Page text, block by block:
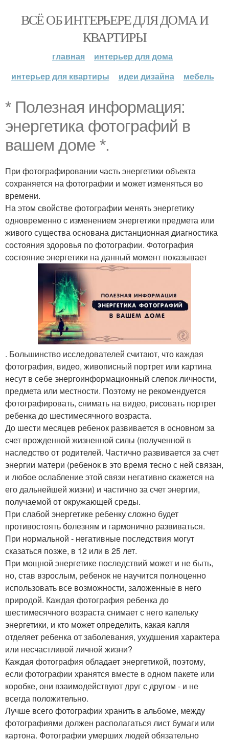
ВСЁ ОБ ИНТЕРЬЕРЕ ДЛЯ ДОМА И
КВАРТИРЫ
главная
интерьер для дома
интерьер для квартиры
идеи дизайна мебель
* Полезная информация:
энергетика фотографий в
вашем доме *.
При фотографировании часть энергетики объекта
сохраняется на фотографии и может изменяться во
времени.
На этом свойстве фотографии менять энергетику
одновременно с изменением энергетики предмета или
живого существа основана дистанционная диагностика
состояния здоровья по фотографии. Фотография
состояние энергетики на данный момент показывает
. Большинство исследователей считают, что каждая
фотография, видео, живописный портрет или картина
несут в себе энергоинформационный слепок личности,
предмета или местности. Поэтому не рекомендуется
фотографировать, снимать на видео, рисовать портрет
ребенка до шестимесячного возраста.
До шести месяцев ребенок развивается в основном за
счет врожденной жизненной силы (полученной в
наследство от родителей. Частично развивается за счет
энергии матери (ребенок в это время тесно с ней связан,
и любое ослабление этой связи негативно скажется на
его дальнейшей жизни) и частично за счет энергии,
получаемой от окружающей среды.
При слабой энергетике ребенку сложно будет
противостоять болезням и гармонично развиваться.
При нормальной - негативные последствия могут
сказаться позже, в 12 или в 25 лет.
При мощной энергетике последствий может и не быть,
но, став взрослым, ребенок не научится полноценно
использовать все возможности, заложенные в него
природой. Каждая фотография ребенка до
шестимесячного возраста снимает с него капельку
энергетики, и кто может определить, какая капля
отделяет ребенка от заболевания, ухудшения характера
или несчастливой личной жизни?
Каждая фотография обладает энергетикой, поэтому,
если фотографии хранятся вместе в одном пакете или
коробке, они взаимодействуют друг с другом - и не
всегда положительно.
Лучше всего фотографии хранить в альбоме, между
фотографиями должен располагаться лист бумаги или
картона. Фотографии умерших людей обязательно